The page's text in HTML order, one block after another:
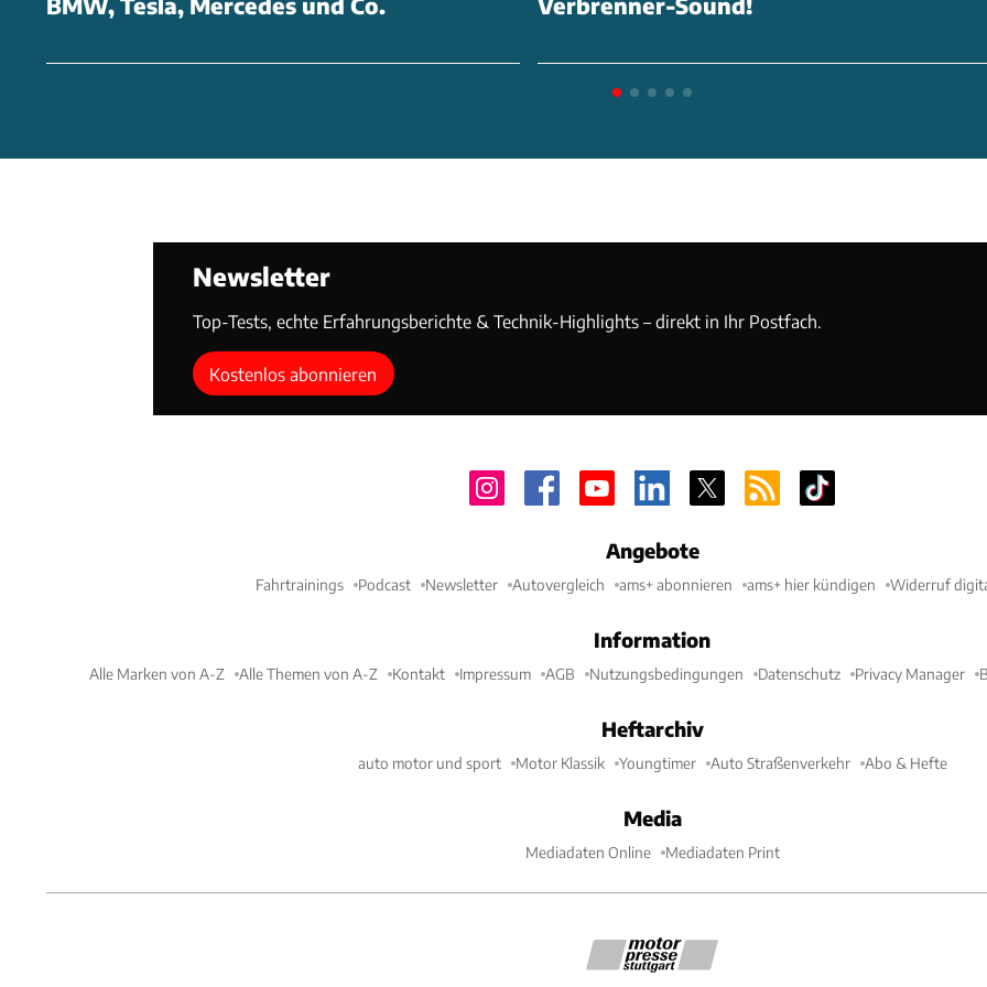
Stromversorgung, die auf stinkende und laute Benzin- oder
Propangasgeneratoren angewiesen ist, behindern das fantastische Erlebnis
Bisher nur ein Grundriss: Folgerichtig bietet der Lightship an Bord allerlei
vernetzte Systeme und Konnektivitätslösungen. So dient ein mit der
entsprechenden App bestücktes Tablet als Kommandozentrale. Im
Konfiguration vier oder sechs Schlafplätze. Der Schlafbereich befindet sich im
Bug. Es schließen sich der Wohn- und Kochbereich an; das Bad ist im Heck
Das Interieur-Design wirkt auf ersten Bildern offen, hell und sehr geradlinig.
Verstaumöglichkeiten bieten sich in erster Linie unterhalb der Sitzflächen.
überwiegenden Teilen aus recycelten Stoffen bestehen.
Grundpreis? 125.000 Dollar! Ein Preisschild trägt der (solar-)elektrische
umgerechnet etwa 118.500 Euro entspricht. Obwohl die Serienproduktion erst
Newsletter
Top-Tests, echte Erfahrungsberichte & Technik-Highlights – direkt in Ihr Postfach.
Kostenlos abonnieren
Angebote
Fahrtrainings Podcast Newsletter Autovergleich ams+ abonnieren ams+ hier kündigen Widerruf
Information
Alle Marken von A-Z Alle Themen von A-Z Kontakt Impressum AGB Nutzungsbedingungen Datenschutz Privacy Manager
Heftarchiv
auto motor und sport Motor Klassik Youngtimer Auto Straßenverkehr Abo & Hefte
Media
Mediadaten Online Mediadaten Print